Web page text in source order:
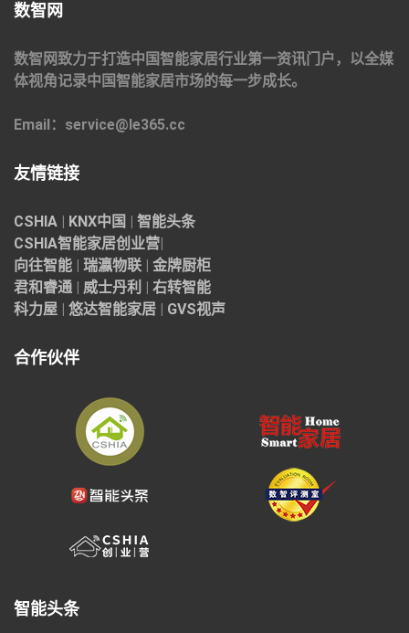
数智网
数智网致力于打造中国智能家居行业第一资讯门户，以全媒
体视角记录中国智能家居市场的每一步成长。
Email：service@le365.cc
友情链接
CSHIA KNX中国
智能头条
CSHIA智能家居创业营
向往智能
瑞瀛物联
金牌厨柜
君和睿通
威士丹利
右转智能
科力屋
悠达智能家居 GVS视声
合作伙伴
智能头条